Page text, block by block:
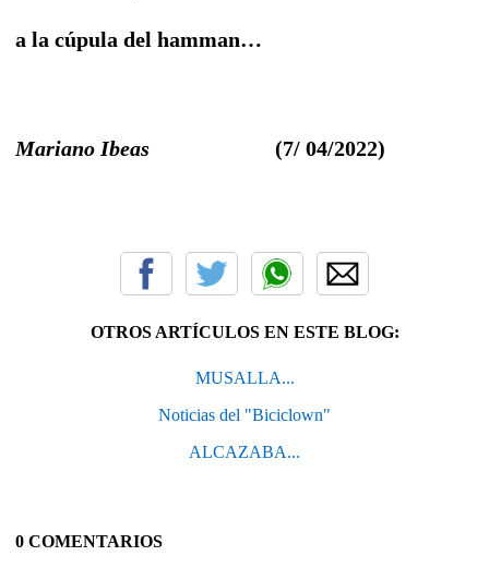
a la cúpula del hamman…
Mariano Ibeas (7/ 04/2022)
OTROS ARTÍCULOS EN ESTE BLOG:
MUSALLA...
Noticias del "Biciclown"
ALCAZABA...
0 COMENTARIOS